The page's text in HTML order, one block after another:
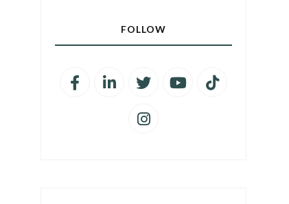
FOLLOW